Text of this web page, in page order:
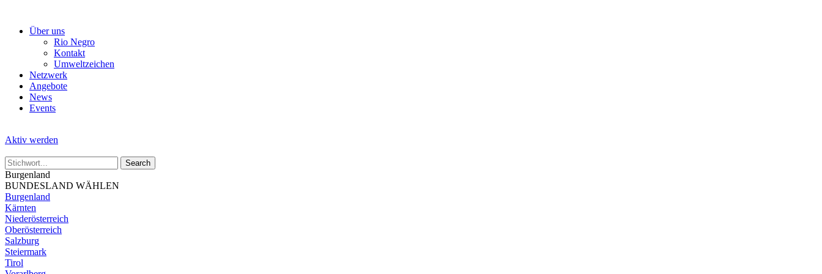
Über uns
Rio Negro
Kontakt
Umweltzeichen
Netzwerk
Angebote
News
Events
Aktiv werden
Burgenland
BUNDESLAND WÄHLEN
Burgenland
Kärnten
Niederösterreich
Oberösterreich
Salzburg
Steiermark
Tirol